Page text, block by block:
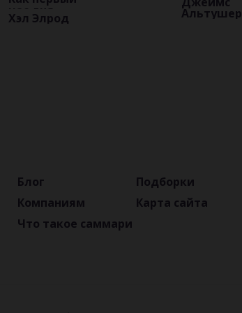
час дня
определяет
Хэл Элрод Альтушер
Блог
Подборки
Компаниям
Карта сайта
Что такое саммари